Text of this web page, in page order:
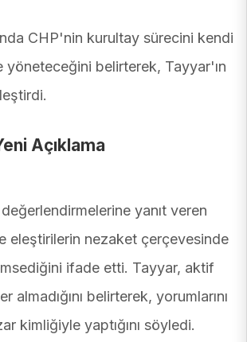
CHP'nin kurultay sürecini kendi
yöneteceğini belirterek, Tayyar'ın
Açıklama
yanıt veren
eleştirilerin nezaket çerçevesinde
ifade etti. Tayyar, aktif
almadığını belirterek, yorumlarını
kimliğiyle yaptığını söyledi.